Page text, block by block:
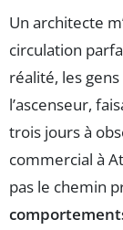
Un architecte
circulation
réalité, les
l’ascenseur,
trois jours à
commercial à
pas le chemin